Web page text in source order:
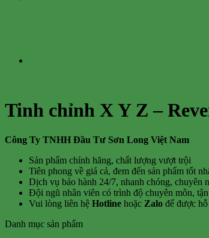
Tinh chỉnh X Y Z –
Công Ty TNHH Đầu Tư Sơn Long Việt Nam
Sản phẩm chính hãng, chất lượng vượt trội
Tiên phong về giá cả, đem đến sản phẩm tốt
Dịch vụ bảo hành 24/7, nhanh chóng, chuyên
Đội ngũ nhân viên có trình độ chuyên môn,
Vui lòng liên hệ Hotline hoặc Zalo để được
Danh mục sản phẩm